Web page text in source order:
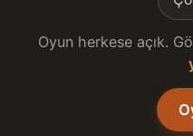
Oyun herkese açık.